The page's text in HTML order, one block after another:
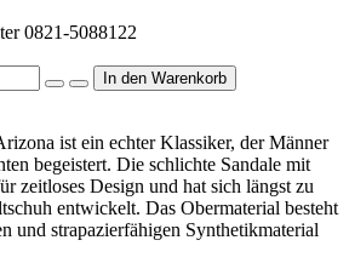
0821-5088122
ist ein echter Klassiker, der Männer
begeistert. Die schlichte Sandale mit
zeitloses Design und hat sich längst zu
entwickelt. Das Obermaterial besteht
und strapazierfähigen Synthetikmaterial